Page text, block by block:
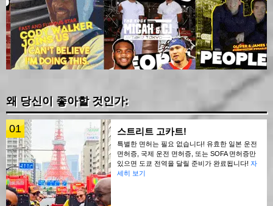
왜 당신이 좋아할 것인가:
01 스트리트 고카트!
특별한 면허는 필요 없습니다! 유효한 일본 운전
면허증, 국제 운전 면허증, 또는 SOFA 면허증만
있으면 도쿄 전역을 달릴 준비가 완료됩니다! 자
세히 보기